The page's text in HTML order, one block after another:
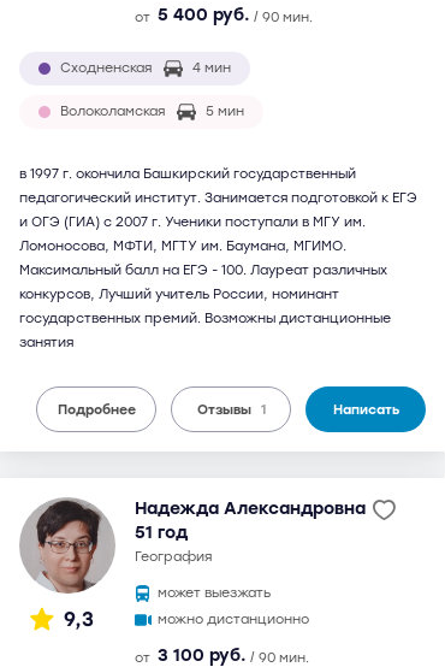
от 5 400 руб. / 90 мин.
Сходненская 4 мин
Волоколамская 5 мин
в 1997 г. окончила Башкирский государственный
педагогический институт. Занимается подготовкой к ЕГЭ
и ОГЭ (ГИА) с 2007 г. Ученики поступали в МГУ им.
Ломоносова, МФТИ, МГТУ им. Баумана, МГИМО.
Максимальный балл на ЕГЭ - 100. Лауреат различных
конкурсов, Лучший учитель России, номинант
государственных премий. Возможны дистанционные
занятия
Подробнее Отзывы 1 Написать
9,3
Надежда Александровна
51 год
география
может выезжать
можно дистанционно
от 3 100 руб. / 90 мин.